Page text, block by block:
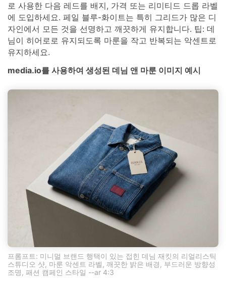
로 사용한 다음 레드를 배지, 가격 또는 리미티드 드롭 라벨
에 도입하세요. 페일 블루-화이트는 특히 그리드가 많은 디
자인에서 모든 것을 선명하고 깨끗하게 유지합니다. 팁: 데
님이 히어로로 유지되도록 마룬을 작고 반복되는 악센트로
유지하세요.
media.io를 사용하여 생성된 데님 앤 마룬 이미지 예시
프롬프트: 미니멀 브랜드 행택이 있는 접힌 데님 재킷의 리얼리스틱
스튜디오 샷, 마룬 악센트 라벨, 깨끗한 밝은 배경, 부드러운 방향성
조명, 패션 캠페인 스타일 --ar 4:3